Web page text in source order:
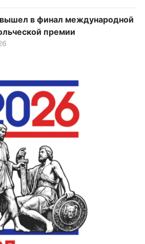
в финал международной
премии